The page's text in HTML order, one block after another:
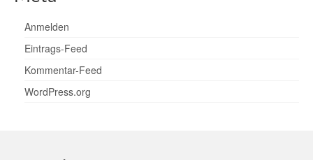
Anmelden
Eintrags-Feed
Kommentar-Feed
WordPress.org